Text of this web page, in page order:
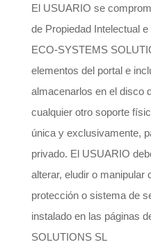
El USUARIO se
de Propiedad Intelectual
ECO-SYSTEMS
elementos del portal e
almacenarlos en el disco
cualquier otro soporte
única y exclusivamente,
privado. El USUARIO
alterar, eludir o manipular
protección o sistema de
instalado en las páginas
SOLUTIONS SL